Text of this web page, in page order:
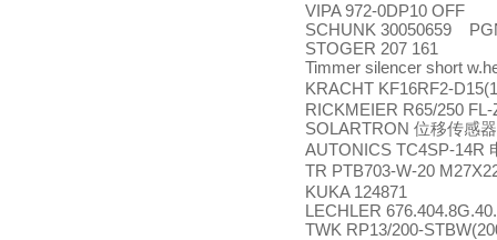
VIPA 972-0DP10 OFF
SCHUNK 30050659
STOGER 207 161
Timmer silencer short
KRACHT KF16RF2-
RICKMEIER R65/250
SOLARTRON 位移传感器
AUTONICS TC4SP-14R
TR PTB703-W-20
KUKA 124871
LECHLER
TWK RP13/200-